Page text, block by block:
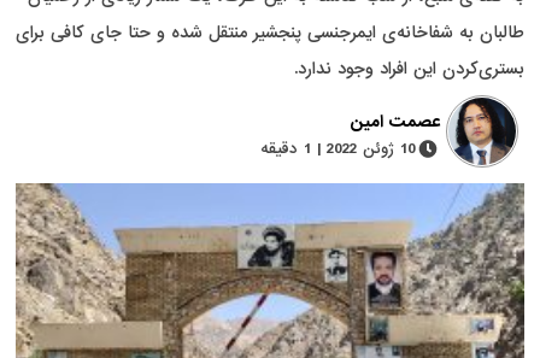
طالبان به شفاخانه‌ی ایمرجنسی پنجشیر منتقل شده و حتا جای کافی برای
بستری‌کردن این افراد وجود ندارد.
عصمت امین
10 ژوئن 2022 | 1 دقیقه